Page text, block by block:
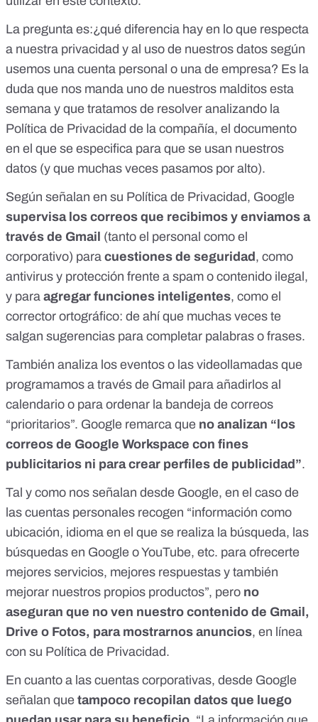
La pregunta es:¿qué diferencia hay en lo que respecta
a nuestra privacidad y al uso de nuestros datos según
usemos una cuenta personal o una de empresa? Es la
duda que nos manda uno de nuestros malditos esta
semana y que tratamos de resolver analizando la
Política de Privacidad de la compañía, el documento
en el que se especifica para que se usan nuestros
datos (y que muchas veces pasamos por alto).
Según señalan en su Política de Privacidad, Google
supervisa los correos que recibimos y enviamos a
través de Gmail (tanto el personal como el
corporativo) para cuestiones de seguridad , como
antivirus y protección frente a spam o contenido ilegal,
y para agregar funciones inteligentes, como el
corrector ortográfico: de ahí que muchas veces te
salgan sugerencias para completar palabras o frases.
También analiza los eventos o las videollamadas que
programamos a través de Gmail para añadirlos al
calendario o para ordenar la bandeja de correos
“prioritarios”. Google remarca que no analizan “los
correos de Google Workspace con fines
publicitarios ni para crear perfiles de publicidad”.
Tal y como nos señalan desde Google, en el caso de
las cuentas personales recogen “información como
ubicación, idioma en el que se realiza la búsqueda, las
búsquedas en Google o YouTube, etc. para ofrecerte
mejores servicios, mejores respuestas y también
mejorar nuestros propios productos”, pero no
aseguran que no ven nuestro contenido de Gmail,
Drive o Fotos, para mostrarnos anuncios, en línea
con su Política de Privacidad.
En cuanto a las cuentas corporativas, desde Google
señalan que tampoco recopilan datos que luego